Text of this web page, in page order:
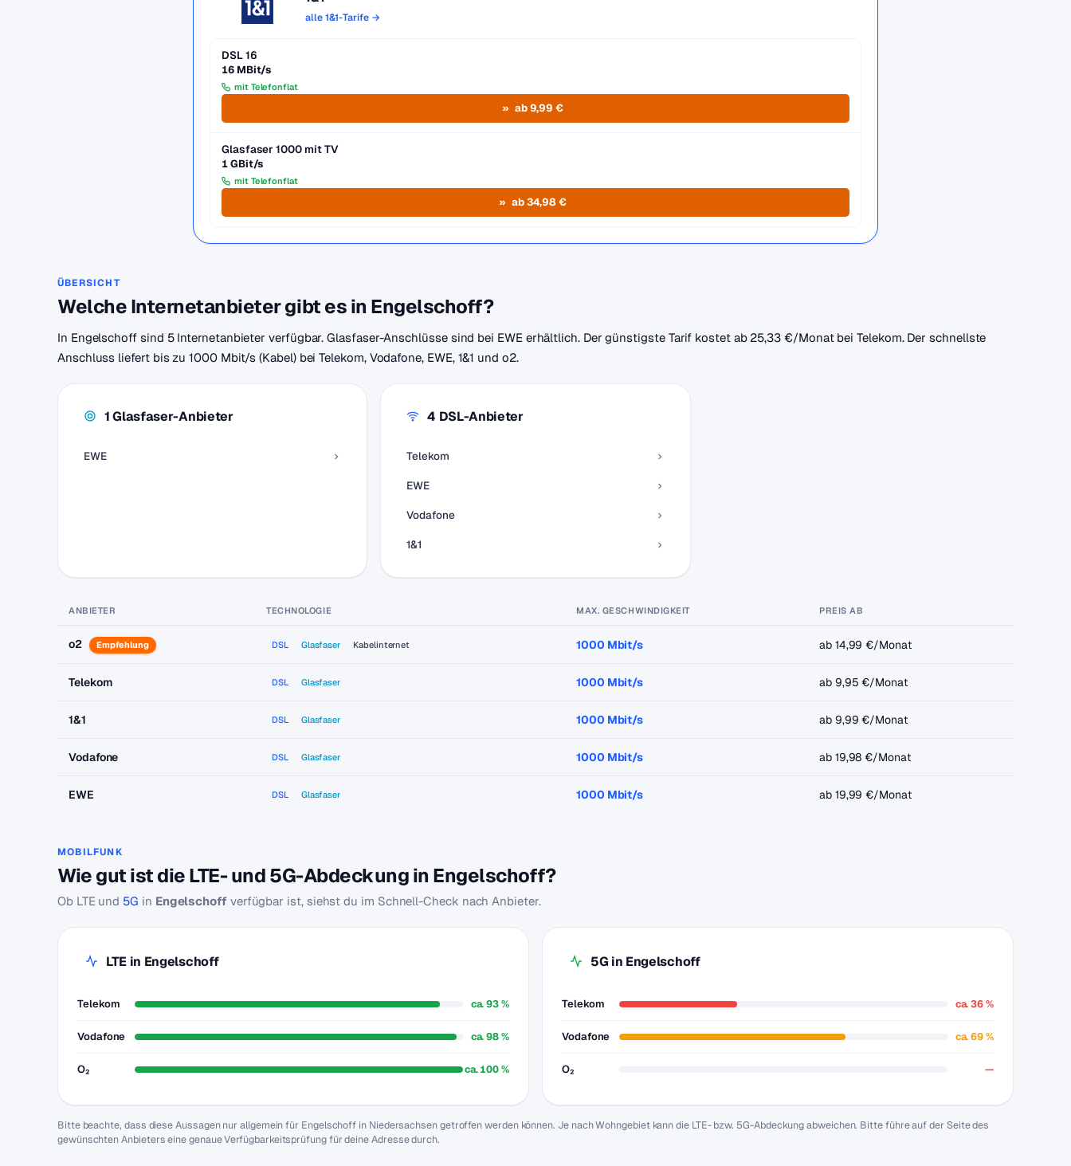
alle 1&1-Tarife →
DSL 16
16 MBit/s
mit Telefonflat
ab 9,99 €
Glasfaser 1000 mit TV
1 GBit/s
mit Telefonflat
ab 34,98 €
ÜBERSICHT
Welche Internetanbieter gibt es in Engelschoff?
In Engelschoff sind 5 Internetanbieter verfügbar. Glasfaser-Anschlüsse sind bei EWE erhältlich. Der günstigste Tarif kostet ab 25,33 €/Monat bei Telekom. Der schnellste
Anschluss liefert bis zu 1000 Mbit/s (Kabel) bei Telekom, Vodafone, EWE, 1&1 und o2.
1 Glasfaser-Anbieter
EWE
4 DSL-Anbieter
Telekom
EWE
Vodafone
1&1
ANBIETER TECHNOLOGIE MAX. GESCHWINDIGKEIT PREIS AB
o2 Empfehlung DSL Glasfaser Kabelinternet 1000 Mbit/s ab 14,99 €/Monat
Telekom DSL Glasfaser 1000 Mbit/s ab 9,95 €/Monat
1&1 DSL Glasfaser 1000 Mbit/s ab 9,99 €/Monat
Vodafone DSL Glasfaser 1000 Mbit/s ab 19,98 €/Monat
EWE DSL Glasfaser 1000 Mbit/s ab 19,99 €/Monat
MOBILFUNK
Wie gut ist die LTE- und 5G-Abdeckung in Engelschoff?
Ob LTE und 5G in Engelschoffverfügbar ist, siehst du im Schnell-Check nach Anbieter.
LTE in Engelschoff
Telekom ca. 93 %
Vodafone ca. 98 %
O₂ ca. 100 %
5G in Engelschoff
Telekom ca. 36 %
Vodafone ca. 69 %
O₂ —
Bitte beachte, dass diese Aussagen nur allgemein für Engelschoff in Niedersachsen getroffen werden können. Je nach Wohngebiet kann die LTE- bzw. 5G-Abdeckung abweichen. Bitte führe auf der Seite des
gewünschten Anbieters eine genaue Verfügbarkeitsprüfung für deine Adresse durch.